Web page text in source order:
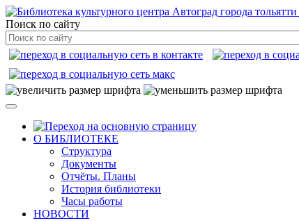
Поиск по сайту
О БИБЛИОТЕКЕ
Структура
Документы
Отчёты. Планы
История библиотеки
Часы работы
НОВОСТИ